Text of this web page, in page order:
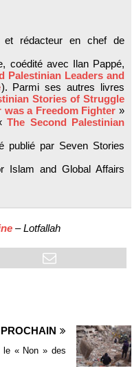
et rédacteur en chef de
coédité avec Ilan Pappé,
Palestinian Leaders and
). Parmi ses autres livres
Stories of Struggle
was a Freedom Fighter »
The Second Palestinian
publié par Seven Stories
Islam and Global Affairs
– Lotfallah
PROCHAIN
le « Non » des